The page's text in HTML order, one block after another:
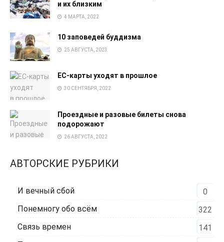
и их близким
4 МАРТА, 2022
10 заповедей буддизма
25 АВГУСТА, 2023
EC-карты уходят в прошлое
30 СЕНТЯБРЯ, 2022
Проездные и разовые билеты снова
подорожают
26 АВГУСТА, 2022
АВТОРСКИЕ РУБРИКИ
И вечный сбой
0
Понемногу обо всём
322
Связь времен
141